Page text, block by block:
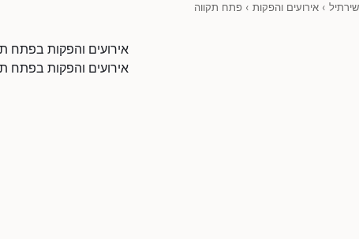
שירתיל › אירועים והפקות › פתח תקווה
אירועים והפקות בפתח
אירועים והפקות בפתח